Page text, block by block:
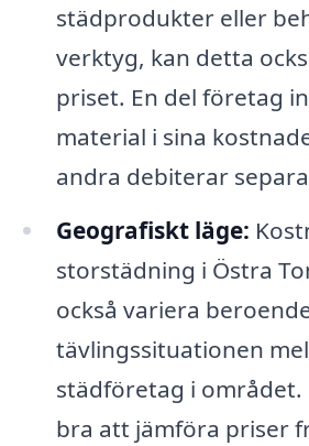
städprodukter eller
verktyg, kan detta
priset. En del företag
material i sina
andra debiterar
Geografiskt läge:
storstädning i Östra
också variera
tävlingssituationen
städföretag i området.
bra att jämföra priser